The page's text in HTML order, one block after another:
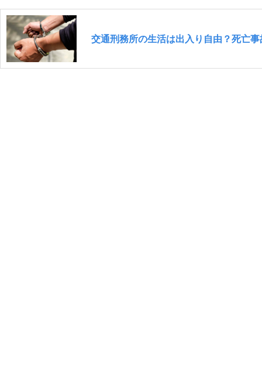
交通刑務所の生活は出入り自由？死亡